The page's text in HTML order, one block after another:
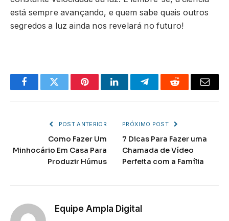
está sempre avançando, e quem sabe quais outros
segredos a luz ainda nos revelará no futuro!
FacebookTwitter PinterestLinkedInTelegramReddit Email
POST ANTERIOR
Como Fazer Um
Minhocário Em Casa Para
Produzir Húmus
PRÓXIMO POST
7 Dicas Para Fazer uma
Chamada de Vídeo
Perfeita com a Família
Equipe Ampla Digital